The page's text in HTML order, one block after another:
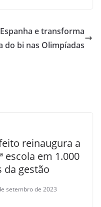
e transforma
do bi nas Olimpíadas
reinaugura a
escola em 1.000
da gestão
setembro de 2023